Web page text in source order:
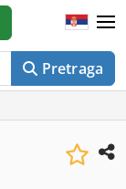
Pretraga